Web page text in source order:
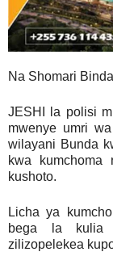
Na Shomari
JESHI la polisi
mwenye umri
wilayani Bunda
kwa
kushoto.
Licha ya
bega la kulia
zilizopelekea